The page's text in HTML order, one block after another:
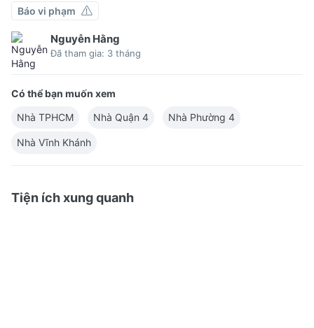
Báo vi phạm
Nguyễn Hằng
Đã tham gia: 3 tháng
Có thể bạn muốn xem
Nhà TPHCM
Nhà Quận 4 Nhà Phường 4
Nhà Vĩnh Khánh
Tiện ích xung quanh